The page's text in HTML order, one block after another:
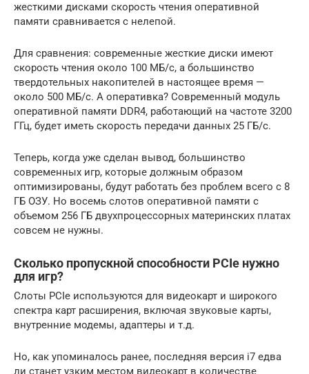
жесткими дисками скорость чтения оперативной
памяти сравнивается с нелепой.
Для сравнения: современные жесткие диски имеют
скорость чтения около 100 МБ/с, а большинство
твердотельных накопителей в настоящее время —
около 500 МБ/с. А оперативка? Современный модуль
оперативной памяти DDR4, работающий на частоте 3200
ГГц, будет иметь скорость передачи данных 25 ГБ/с.
Теперь, когда уже сделан вывод, большинство
современных игр, которые должным образом
оптимизированы, будут работать без проблем всего с 8
ГБ ОЗУ. Но восемь слотов оперативной памяти с
объемом 256 ГБ двухпроцессорных материнских платах
совсем не нужны.
Сколько пропускной способности PCIe нужно
для игр?
Слоты PCIe используются для видеокарт и широкого
спектра карт расширения, включая звуковые карты,
внутренние модемы, адаптеры и т.д.
Но, как упоминалось ранее, последняя версия i7 едва
ли станет узким местом видеокарт в количестве